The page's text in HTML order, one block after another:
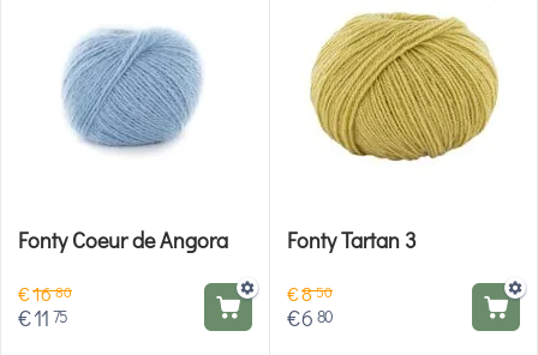
Fonty Coeur de Angora
€1680
€11 75
Fonty Tartan 3
€850
€6 80